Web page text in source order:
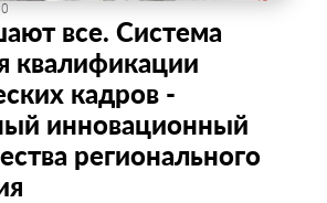
все. Система
квалификации
кадров -
инновационный
регионального